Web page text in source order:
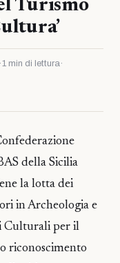
Turismo
·1 min di lettura·
della Sicilia
la lotta dei
in Archeologia e
Culturali per il
riconoscimento